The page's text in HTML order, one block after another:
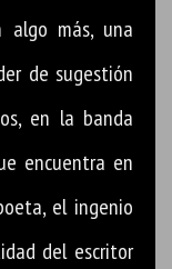
más, una
de sugestión
en la banda
encuentra en
el ingenio
del escritor